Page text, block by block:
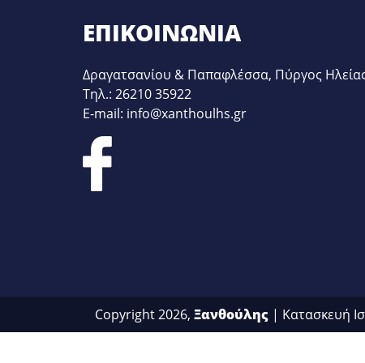
ΕΠΙΚΟΙΝΩΝΊΑ
Δραγατσανίου & Παπαφλέσσα, Πύργος
Τηλ.: 26210 35922
E-mail: info@xanthoulhs.gr
Copyright 2026, Ξανθούλης | Κατασκευή